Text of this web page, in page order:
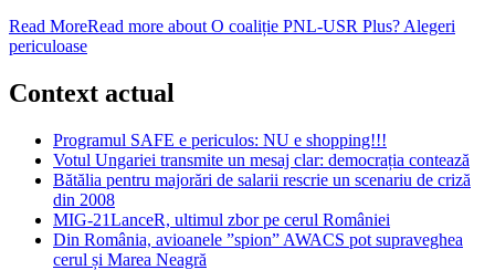
Read MoreRead more about O coaliție PNL-USR Plus? Alegeri
periculoase
Context actual
Programul SAFE e periculos: NU e shopping!!!
Votul Ungariei transmite un mesaj clar: democrația contează
Bătălia pentru majorări de salarii rescrie un scenariu de criză
din 2008
MIG-21LanceR, ultimul zbor pe cerul României
Din România, avioanele ”spion” AWACS pot supraveghea
cerul și Marea Neagră